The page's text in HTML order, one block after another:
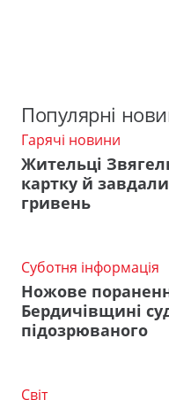
Популярні
Гарячі новини
Жительці
картку й
гривень
Суботня інформація
Ножове
Бердичівщині
підозрюваного
Світ